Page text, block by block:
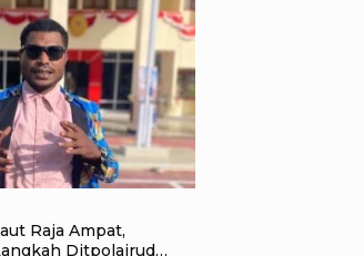
Raja Ampat,
Ditpolairud